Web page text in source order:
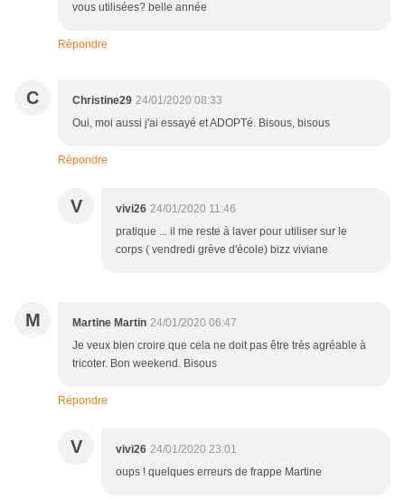
vous utilisées? belle année
Répondre
C Christine29 24/01/2020 08:33
Oui, moi aussi j'ai essayé et ADOPTé. Bisous, bisous
Répondre
V vivi26 24/01/2020 11:46
pratique ... il me reste à laver pour utiliser sur le
corps ( vendredi grève d'école) bizz viviane
M Martine Martin 24/01/2020 06:47
Je veux bien croire que cela ne doit pas être très agréable à
tricoter. Bon weekend. Bisous
Répondre
V vivi26 24/01/2020 23:01
oups ! quelques erreurs de frappe Martine